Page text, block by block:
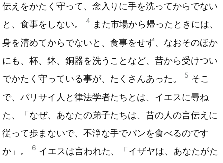
伝えをかたく守って、念入りに手を洗ってからでない
と、食事をしない。
4 また市場から帰ったときには、
身を清めてからでないと、食事をせず、なおそのほか
にも、杯、鉢、銅器を洗うことなど、昔から受けつい
でかたく守っている事が、たくさんあった。
5 そこ
で、パリサイ人と律法学者たちとは、イエスに尋ね
た、「なぜ、あなたの弟子たちは、昔の人の言伝えに
従って歩まないで、不浄な手でパンを食べるのです
か」。
6 イエスは言われた、「イザヤは、あなたがた